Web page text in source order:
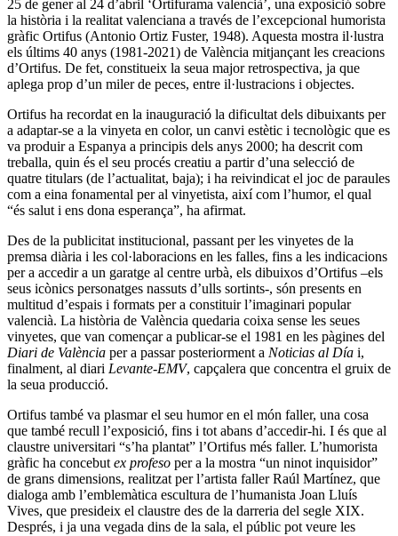
25 de gener al 24 d’abril ‘Ortifurama valencià’, una exposició sobre
la història i la realitat valenciana a través de l’excepcional humorista
gràfic Ortifus (Antonio Ortiz Fuster, 1948). Aquesta mostra il·lustra
els últims 40 anys (1981-2021) de València mitjançant les creacions
d’Ortifus. De fet, constitueix la seua major retrospectiva, ja que
aplega prop d’un miler de peces, entre il·lustracions i objectes.
Ortifus ha recordat en la inauguració la dificultat dels dibuixants per
a adaptar-se a la vinyeta en color, un canvi estètic i tecnològic que es
va produir a Espanya a principis dels anys 2000; ha descrit com
treballa, quin és el seu procés creatiu a partir d’una selecció de
quatre titulars (de l’actualitat, baja); i ha reivindicat el joc de paraules
com a eina fonamental per al vinyetista, així com l’humor, el qual
“és salut i ens dona esperança”, ha afirmat.
Des de la publicitat institucional, passant per les vinyetes de la
premsa diària i les col·laboracions en les falles, fins a les indicacions
per a accedir a un garatge al centre urbà, els dibuixos d’Ortifus –els
seus icònics personatges nassuts d’ulls sortints-, són presents en
multitud d’espais i formats per a constituir l’imaginari popular
valencià. La història de València quedaria coixa sense les seues
vinyetes, que van començar a publicar-se el 1981 en les pàgines del
Diari de València per a passar posteriorment a Noticias al Día i,
finalment, al diari Levante-EMV, capçalera que concentra el gruix de
la seua producció.
Ortifus també va plasmar el seu humor en el món faller, una cosa
que també recull l’exposició, fins i tot abans d’accedir-hi. I és que al
claustre universitari “s’ha plantat” l’Ortifus més faller. L’humorista
gràfic ha concebut ex profeso per a la mostra “un ninot inquisidor”
de grans dimensions, realitzat per l’artista faller Raúl Martínez, que
dialoga amb l’emblemàtica escultura de l’humanista Joan Lluís
Vives, que presideix el claustre des de la darreria del segle XIX.
Després, i ja una vegada dins de la sala, el públic pot veure les